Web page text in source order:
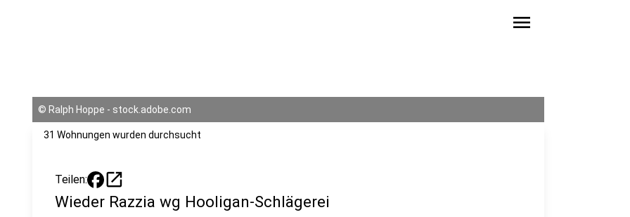
menu
© Ralph Hoppe - stock.adobe.com
31 Wohnungen wurden durchsucht
Teilen: open_in_new
Wieder Razzia wg Hooligan-Schlägerei